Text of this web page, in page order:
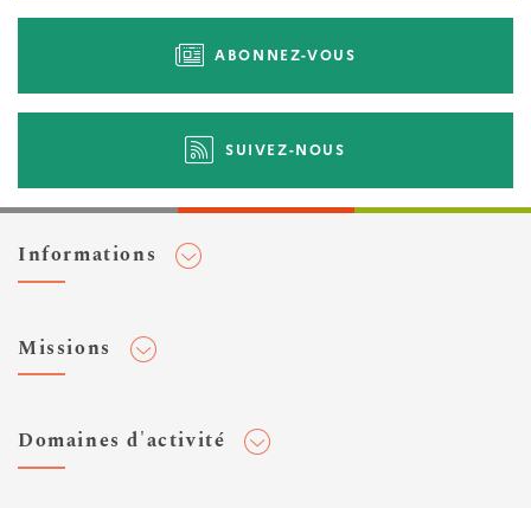
ABONNEZ-VOUS
SUIVEZ-NOUS
Informations
Flux RSS
Missions
Domaines d'activité